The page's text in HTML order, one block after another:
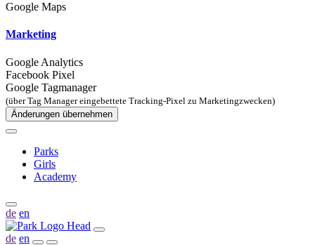
Google Maps
Marketing
Google Analytics
Facebook Pixel
Google Tagmanager
(über Tag Manager eingebettete Tracking-Pixel zu Marketingzwecken)
Änderungen übernehmen
Parks
Girls
Academy
de en
de en